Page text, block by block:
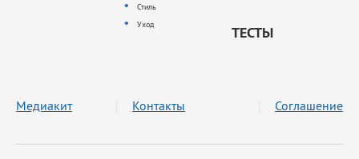
Стиль
Уход
ТЕСТЫ
Медиакит Контакты Соглашение